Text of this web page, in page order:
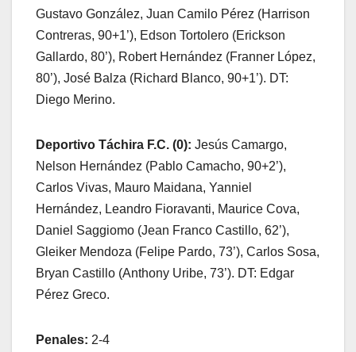
Gustavo González, Juan Camilo Pérez (Harrison
Contreras, 90+1’), Edson Tortolero (Erickson
Gallardo, 80’), Robert Hernández (Franner López,
80’), José Balza (Richard Blanco, 90+1’). DT:
Diego Merino.
Deportivo Táchira F.C. (0): Jesús Camargo,
Nelson Hernández (Pablo Camacho, 90+2’),
Carlos Vivas, Mauro Maidana, Yanniel
Hernández, Leandro Fioravanti, Maurice Cova,
Daniel Saggiomo (Jean Franco Castillo, 62’),
Gleiker Mendoza (Felipe Pardo, 73’), Carlos Sosa,
Bryan Castillo (Anthony Uribe, 73’). DT: Edgar
Pérez Greco.
Penales: 2-4